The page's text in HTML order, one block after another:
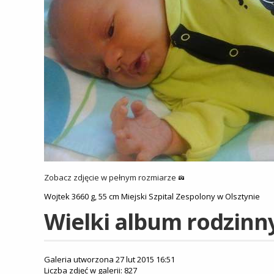
Zobacz zdjęcie w pełnym rozmiarze
Wojtek 3660 g, 55 cm Miejski Szpital Zespolony w Olsztynie
Wielki album
Galeria utworzona 27 lut 2015 16:51
Liczba zdjęć w galerii: 827